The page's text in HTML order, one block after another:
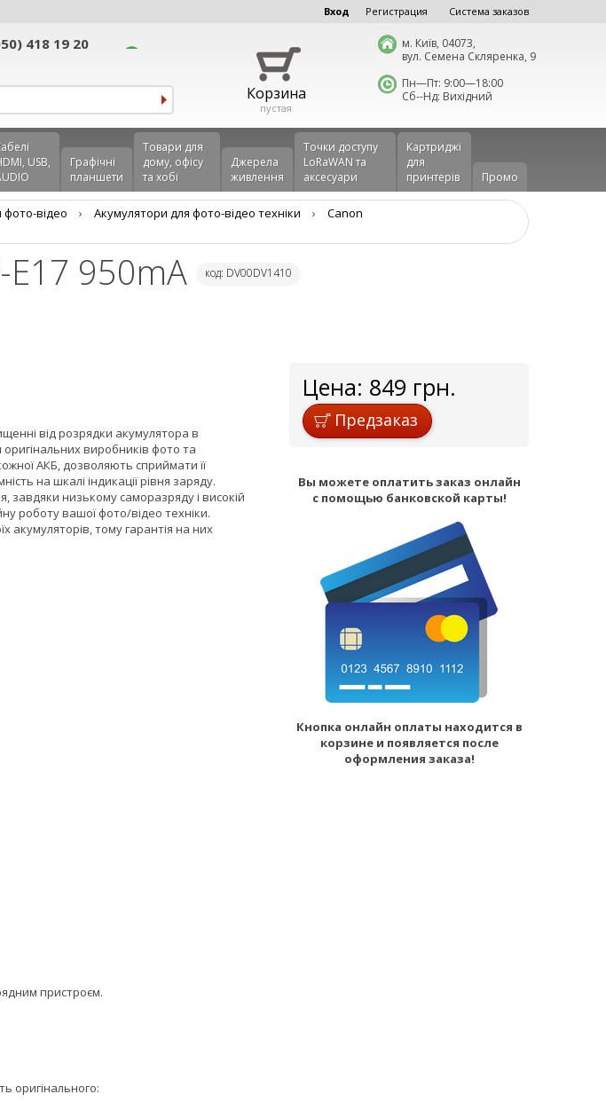
Вход Регистрация Система заказов
418 19 20
Корзина
пустая
м. Київ, 04073,
вул. Семена Скляренка, 9
Пн—Пт: 9:00—18:00
Сб--Нд: Вихідний
USB,
Графічні
планшети
Товари для
дому, офісу
та хобі
Джерела
живлення
Точки доступу
LoRaWAN та
аксесуари
Картриджі
для
принтерів
Промо
фото-відео › Акумулятори для фото-відео техніки ›
Canon
E17 950mA код: DV00DV1410
від розрядки акумулятора в
виробників фото та
АКБ, дозволяють сприймати її
на шкалі індикації рівня заряду.
завдяки низькому саморазряду і високій
роботу вашої фото/відео техніки.
акумуляторів, тому гарантія на них
пристроєм.
оригінального:
Цена: 849 грн.
Предзаказ
Вы можете оплатить заказ онлайн
с помощью банковской карты!
Кнопка онлайн оплаты находится в
корзине и появляется после
оформления заказа!